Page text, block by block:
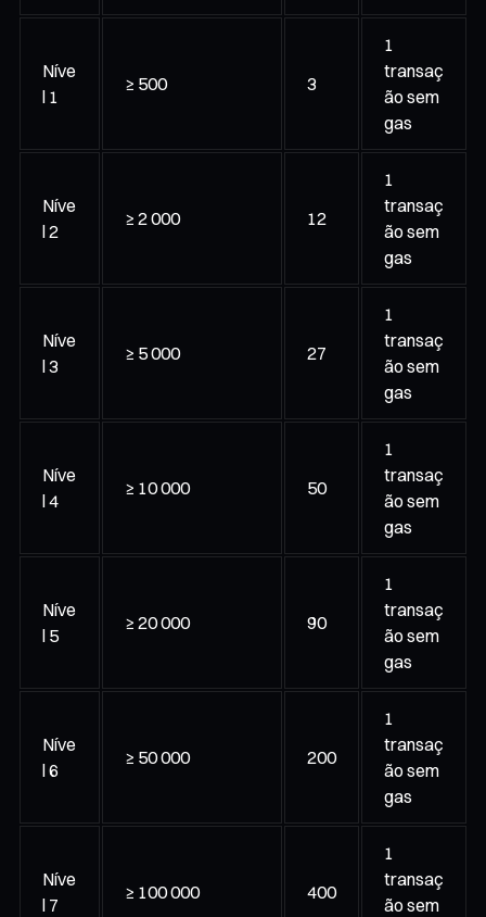
Níve
l 1
≥ 500 3
1
transaç
ão sem
gas
Níve
l 2
≥ 2 000 12
1
transaç
ão sem
gas
Níve
l 3
≥ 5 000 27
1
transaç
ão sem
gas
Níve
l 4
≥ 10 000 50
1
transaç
ão sem
gas
Níve
l 5
≥ 20 000 90
1
transaç
ão sem
gas
Níve
l 6
≥ 50 000 200
1
transaç
ão sem
gas
Níve
l 7
≥ 100 000 400
1
transaç
ão sem